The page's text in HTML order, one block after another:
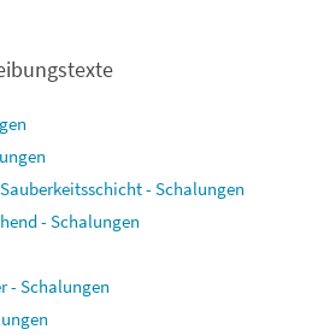
- Schalungen
- Schalungen
- Schalungen